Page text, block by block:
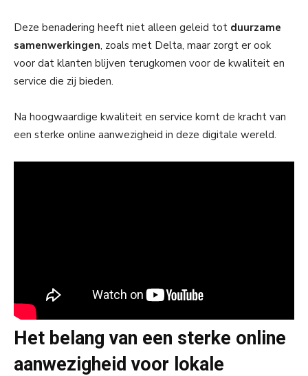
Deze benadering heeft niet alleen geleid tot duurzame
samenwerkingen, zoals met Delta, maar zorgt er ook
voor dat klanten blijven terugkomen voor de kwaliteit en
service die zij bieden.
Na hoogwaardige kwaliteit en service komt de kracht van
een sterke online aanwezigheid in deze digitale wereld.
Het belang van een sterke online
aanwezigheid voor lokale